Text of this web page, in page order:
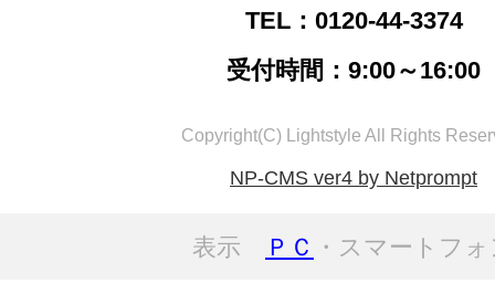
TEL：0120-44-3374
受付時間：9:00～16:00
Copyright(C) Lightstyle All Rights
NP-CMS ver4 by Netprompt
表示 ＰＣ ・スマートフ